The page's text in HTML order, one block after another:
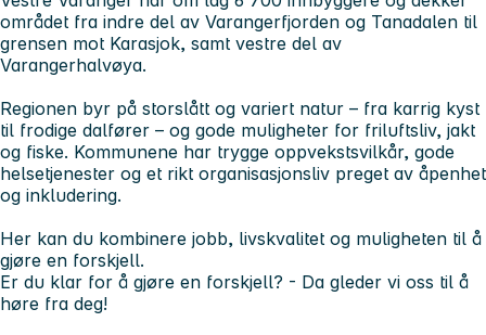
området fra indre del av Varangerfjorden og Tanadalen til
grensen mot Karasjok, samt vestre del av
Varangerhalvøya.
Regionen byr på storslått og variert natur – fra karrig kyst
til frodige dalfører – og gode muligheter for friluftsliv, jakt
og fiske. Kommunene har trygge oppvekstsvilkår, gode
helsetjenester og et rikt organisasjonsliv preget av åpenhet
og inkludering.
Her kan du kombinere jobb, livskvalitet og muligheten til å
gjøre en forskjell.
Er du klar for å gjøre en forskjell? - Da gleder vi oss til å
høre fra deg!